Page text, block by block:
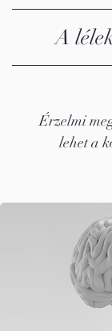
A
Érzelmi
lehet a